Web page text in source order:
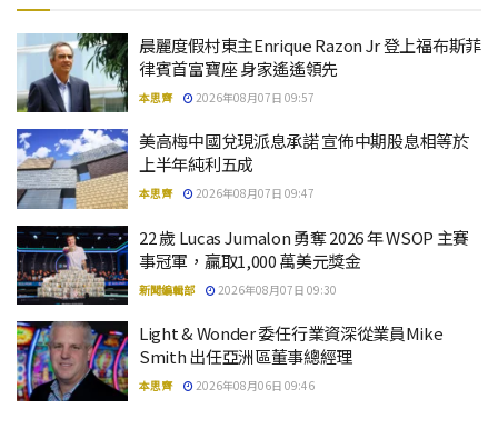
晨麗度假村東主Enrique Razon Jr 登上福布斯菲
律賓首富寶座 身家遙遙領先
本思齊 2026年08月07日 09:57
美高梅中國兌現派息承諾 宣佈中期股息相等於
上半年純利五成
本思齊 2026年08月07日 09:47
22 歲 Lucas Jumalon 勇奪 2026 年 WSOP 主賽
事冠軍，贏取1,000 萬美元獎金
新聞編輯部 2026年08月07日 09:30
Light & Wonder 委任行業資深從業員Mike
Smith 出任亞洲區董事總經理
本思齊 2026年08月06日 09:46